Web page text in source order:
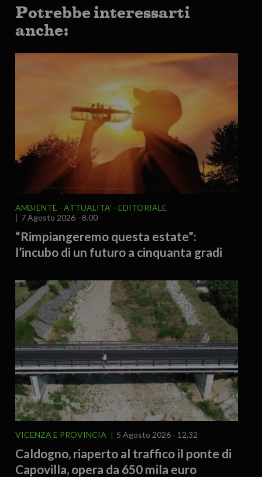
Potrebbe interessarti
anche:
AMBIENTE ATTUALITA'
EDITORIALE
7 Agosto 2026 - 8.00
“Rimpiangeremo questa estate”:
l’incubo di un futuro a cinquanta gradi
VICENZA E PROVINCIA 5 Agosto 2026 - 12.32
Caldogno, riaperto al traffico il ponte di
Capovilla, opera da 650 mila euro